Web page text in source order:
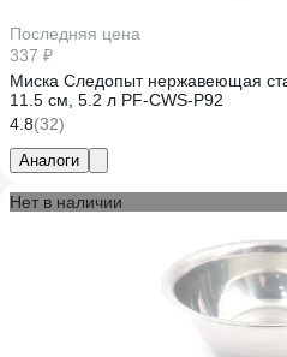
Последняя цена
337 ₽
Миска Следопыт нержавеющая
11.5 см, 5.2 л PF-CWS-P92
4.8(32)
Аналоги
Нет в наличии